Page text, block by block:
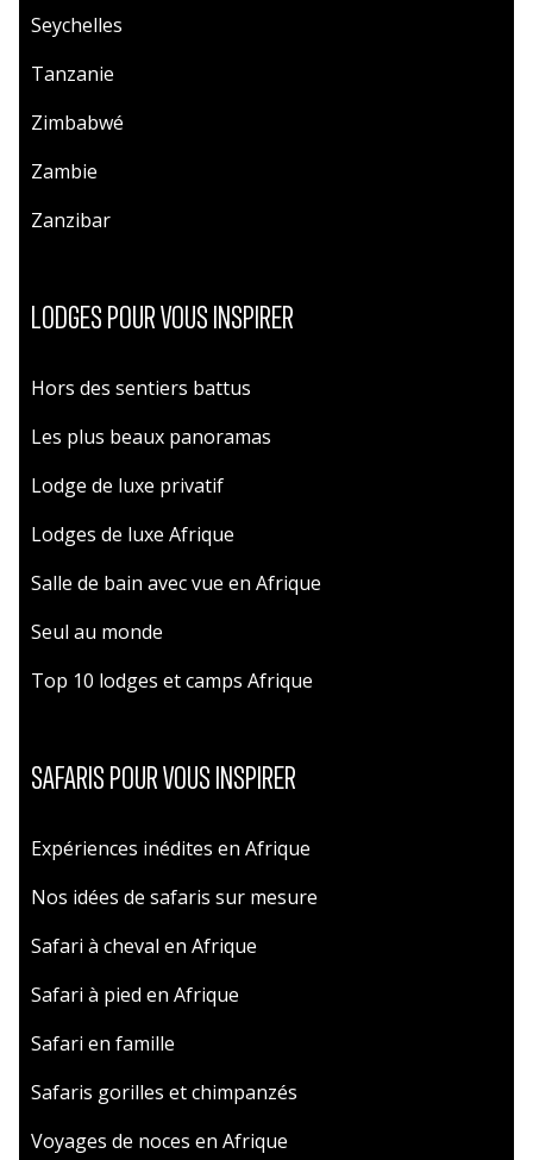
Seychelles
Tanzanie
Zimbabwé
Zambie
Zanzibar
LODGES POUR VOUS INSPIRER
Hors des sentiers battus
Les plus beaux panoramas
Lodge de luxe privatif
Lodges de luxe Afrique
Salle de bain avec vue en Afrique
Seul au monde
Top 10 lodges et camps Afrique
SAFARIS POUR VOUS INSPIRER
Expériences inédites en Afrique
Nos idées de safaris sur mesure
Safari à cheval en Afrique
Safari à pied en Afrique
Safari en famille
Safaris gorilles et chimpanzés
Voyages de noces en Afrique